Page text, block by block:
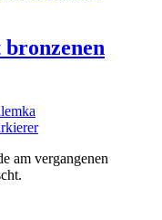
bronzenen
am vergangenen